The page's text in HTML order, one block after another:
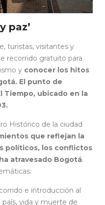
paz’
turistas, visitantes y
recorrido gratuito para
y conocer los hitos
El punto de
Tiempo, ubicado en la
Histórico de la ciudad
que reflejan la
políticos, los conflictos
atravesado Bogotá.
e introducción al
vida y muerte de